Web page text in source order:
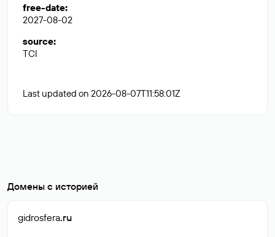
free-date:
2027-08-02
source:
TCI
Last updated on 2026-08-07T11:58:01Z
Домены с историей
gidrosfera.ru